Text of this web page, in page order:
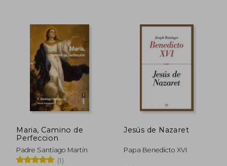
45%
dcto. $ 19.84 dcto.
Maria, Camino de
Perfeccion
Padre Santiago Martín
(1)
Jesús de Nazaret
Papa Benedicto XVI